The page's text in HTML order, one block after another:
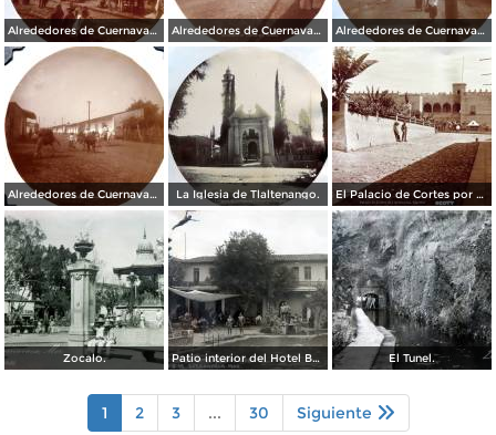
Alrededores de Cuernavaca Morelos. Alrededores de Cuernavaca Morelos. Alrededores de Cuernavaca Morelos.
Alrededores de Cuernavaca Morelos. La Iglesia de Tlaltenango. El Palacio de Cortes por el Fotógrafo Windfield Scott.
Zocalo. Patio interior del Hotel Banos y Lido, El Tunel.
1 2 3 ... 30 Siguiente